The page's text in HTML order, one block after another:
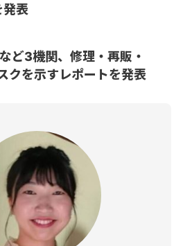
発表
ど3機関、修理・再販・
クを示すレポートを発表